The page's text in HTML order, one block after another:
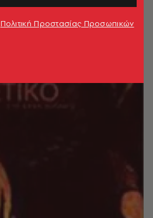
Πολιτική Προστασίας Προσωπικών